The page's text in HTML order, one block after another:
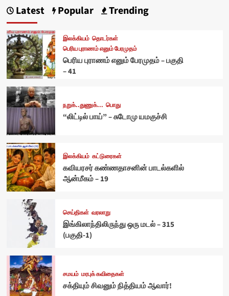
Latest Popular Trending
இலக்கியம் தொடர்கள்
பெரிய புராணம் எனும் பேரமுதம்
பெரிய புராணம் எனும் பேரமுதம் – பகுதி
– 41
நறுக்..துணுக்... பொது
“லிட்டில் பாய்” – சுடோமு யமகுச்சி
இலக்கியம் கட்டுரைகள்
கவியரசர் கண்ணதாசனின் பாடல்களில்
ஆன்மீகம் – 19
செய்திகள் வரலாறு
இங்கிலாந்திலிருந்து ஒரு மடல் – 315
(பகுதி-1)
சமயம் மரபுக் கவிதைகள்
சக்தியும் சிவனும் நித்தியம் ஆவார்!